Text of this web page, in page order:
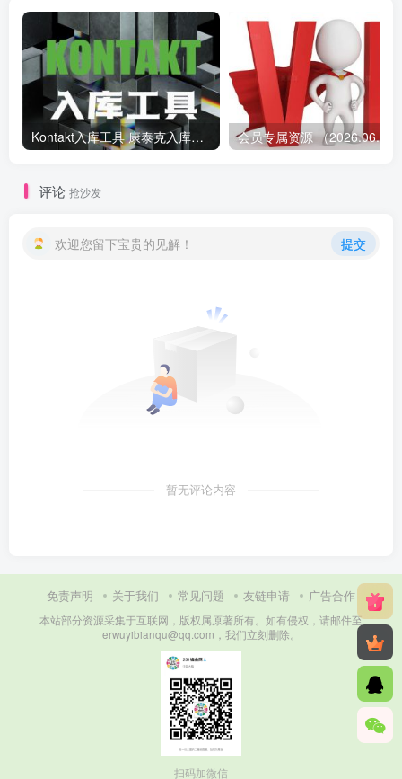
Kontakt入库工具 康泰克入库教程
评论 抢沙发
欢迎您留下宝贵的见解！ 提交
暂无评论内容
免责声明 关于我们 常见问题 友链申请 广告合作
本站部分资源采集于互联网，版权属原著所有。如有侵权，请邮件至
erwuyibianqu@qq.com，我们立刻删除。
扫码加微信